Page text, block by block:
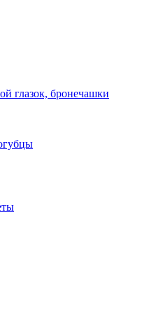
глазок, бронечашки